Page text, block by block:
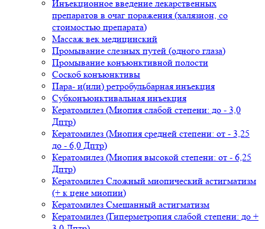
Инъекционное введение лекарственных
препаратов в очаг поражения (халязион, со
стоимостью препарата)
Массаж век медицинский
Промывание слезных путей (одного глаза)
Промывание конъюнктивной полости
Соскоб конъюнктивы
Пара- и(или) ретробульбарная инъекция
Субконъюнктивальная инъекция
Кератомилез (Миопия слабой степени: до - 3,0
Дптр)
Кератомилез (Миопия средней степени: от - 3,25
до - 6,0 Дптр)
Кератомилез (Миопия высокой степени: от - 6,25
Дптр)
Кератомилез Сложный миопический астигматизм
(+ к цене миопии)
Кератомилез Смешанный астигматизм
Кератомилез (Гиперметропия слабой степени: до +